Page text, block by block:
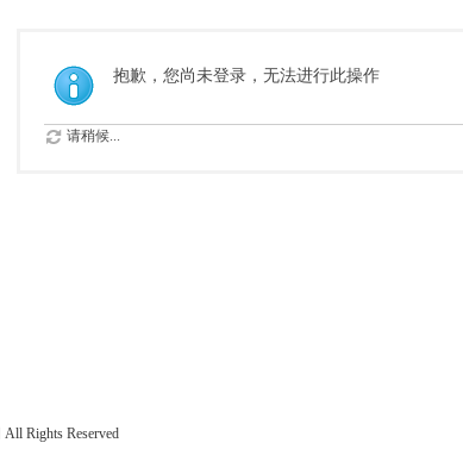
抱歉，您尚未登录，无法进行此操作
请稍候...
All Rights Reserved